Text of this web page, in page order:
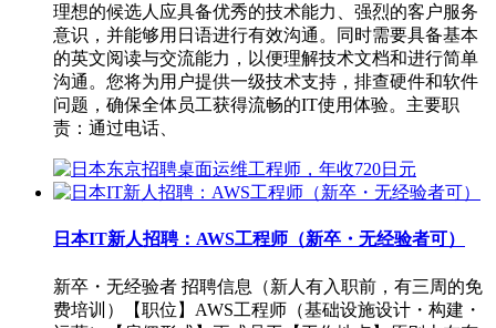
理想的候选人应具备优秀的技术能力、强烈的客户服务
意识，并能够用日语进行有效沟通。同时需要具备基本
的英文阅读与交流能力，以便理解技术文档和进行简单
沟通。您将为用户提供一级技术支持，排查硬件和软件
问题，确保全体员工获得流畅的IT使用体验。主要职
责：通过电话、
日本IT新人招聘：AWS工程师（新卒・无经验者可）
新卒・无经验者 招聘信息（新人有入职前，有三周的免
费培训）【职位】AWS工程师（基础设施设计・构建・